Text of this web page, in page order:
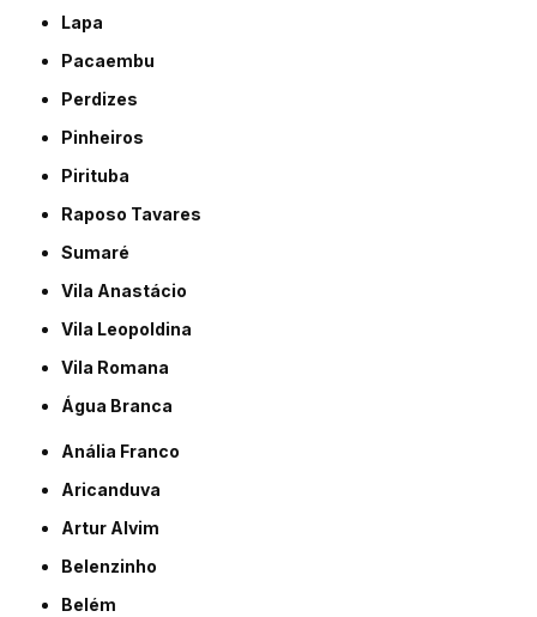
Lapa
Pacaembu
Perdizes
Pinheiros
Pirituba
Raposo Tavares
Sumaré
Vila Anastácio
Vila Leopoldina
Vila Romana
Água Branca
Anália Franco
Aricanduva
Artur Alvim
Belenzinho
Belém